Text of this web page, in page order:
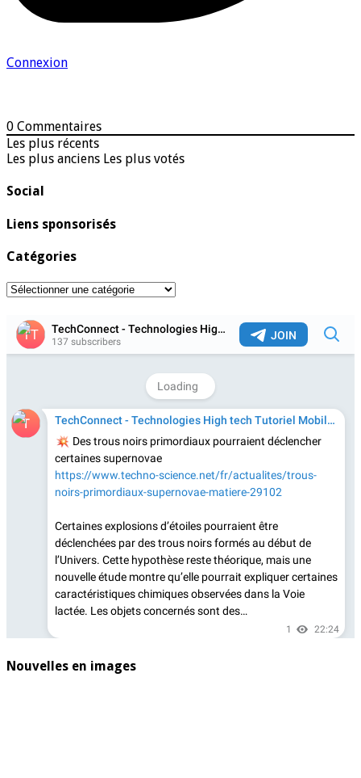
Connexion
0 Commentaires
Les plus récents
Les plus anciens Les plus votés
Social
Liens sponsorisés
Catégories
Catégories
Nouvelles en images